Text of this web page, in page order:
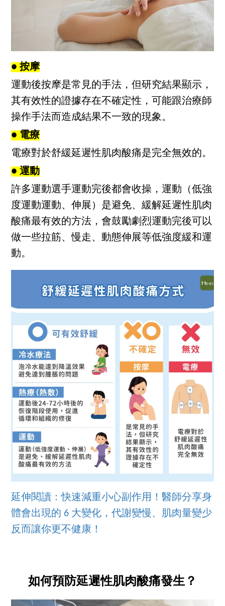
● 按摩
運動後按摩是常見的手法，但研究結果顯示，
其有效性的證據存在不確定性，可能跟治療師
操作手法而造成結果不一致的現象。
● 電療
電療對於舒緩延遲性肌肉酸痛是完全無效的。
● 運動
許多運動選手運動完後都會收操，運動（低強
度運動運動、伸展）是避免、緩解延遲性肌肉
酸痛最有效的方法，會鼓勵劇烈運動完後可以
做一些拉筋、慢走、動態伸展等低強度緩和運
動。
延伸閱讀：快速減重小心副作用！醫師分享身
體會出現的 6 大變化，代謝變慢、肌肉量變少
反而讓你更不健康！
如何預防延遲性肌肉酸痛發生？